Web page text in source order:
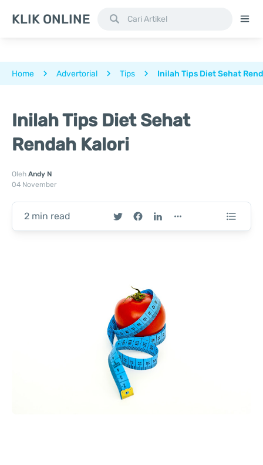
KLIK ONLINE
Home Advertorial Tips Inilah Tips Diet Sehat
Inilah Tips Diet Sehat
Rendah Kalori
Oleh Andy N
04 November
2 min read